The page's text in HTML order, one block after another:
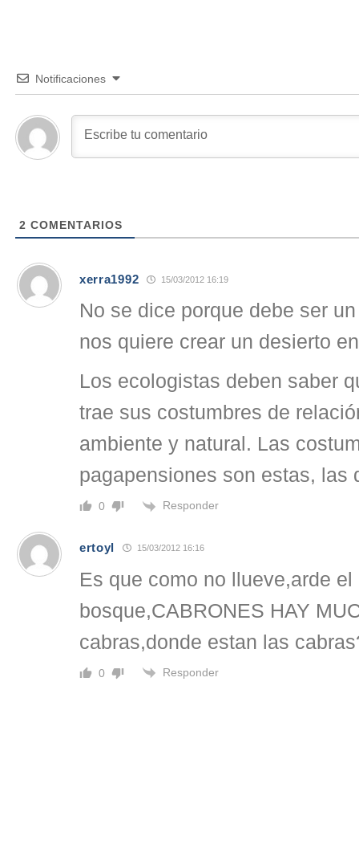
Notificaciones
2 COMENTARIOS
xerra1992 15/03/2012 16:19
No se dice porque debe ser
nos quiere crear un desierto
Los ecologistas deben saber
trae sus costumbres de
ambiente y natural. Las
pagapensiones son estas, las
0 Responder
ertoyl 15/03/2012 16:16
Es que como no llueve,arde el
bosque,CABRONES HAY
cabras,donde estan las
0 Responder